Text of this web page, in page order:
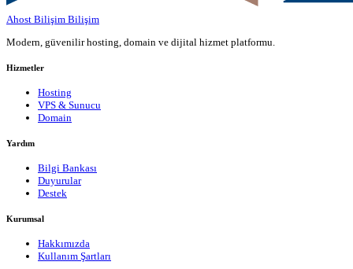
Ahost Bilişim Bilişim
Modern, güvenilir hosting, domain ve dijital hizmet platformu.
Hizmetler
Hosting
VPS & Sunucu
Domain
Yardım
Bilgi Bankası
Duyurular
Destek
Kurumsal
Hakkımızda
Kullanım Şartları